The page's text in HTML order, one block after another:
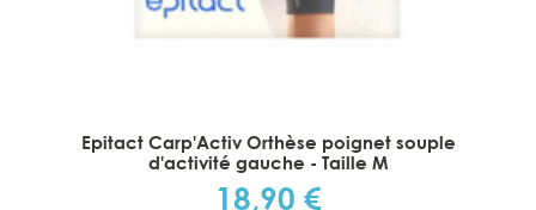
Epitact Carp'Activ Orthèse poignet souple
d'activité gauche - Taille M
Prix
18,90 €